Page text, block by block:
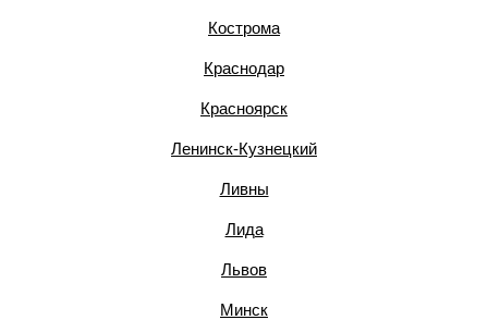
Кострома
Краснодар
Красноярск
Ленинск-Кузнецкий
Ливны
Лида
Львов
Минск